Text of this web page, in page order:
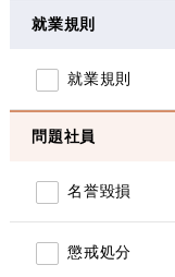
就業規則
就業規則
問題社員
名誉毀損
懲戒処分